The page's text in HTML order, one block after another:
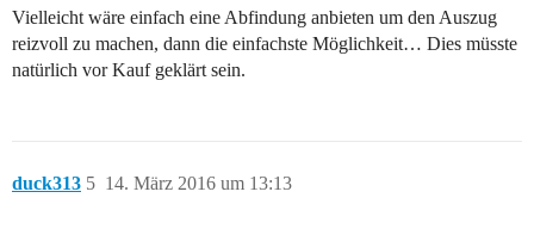
Vielleicht wäre einfach eine Abfindung anbieten um den Auszug
reizvoll zu machen, dann die einfachste Möglichkeit… Dies müsste
natürlich vor Kauf geklärt sein.
duck313 14. März 2016 um 13:13
5